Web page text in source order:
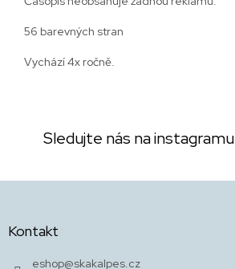
56 barevných stran
Vychází 4x ročně.
Sledujte nás na instagramu
Kontakt
eshop@skakalpes.cz